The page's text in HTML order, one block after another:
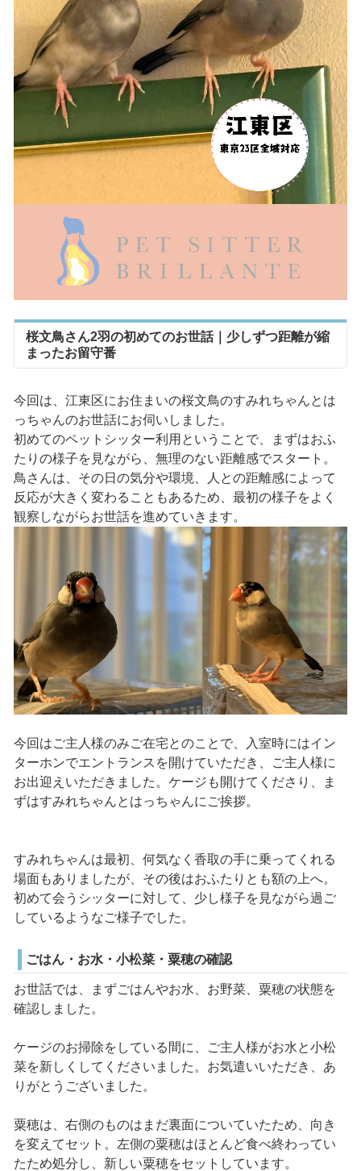
桜文鳥さん2羽の初めてのお世話｜少しずつ距離が縮
まったお留守番
今回は、江東区にお住まいの桜文鳥のすみれちゃんとは
っちゃんのお世話にお伺いしました。
初めてのペットシッター利用ということで、まずはおふ
たりの様子を見ながら、無理のない距離感でスタート。
鳥さんは、その日の気分や環境、人との距離感によって
反応が大きく変わることもあるため、最初の様子をよく
観察しながらお世話を進めていきます。
今回はご主人様のみご在宅とのことで、入室時にはイン
ターホンでエントランスを開けていただき、ご主人様に
お出迎えいただきました。ケージも開けてくださり、ま
ずはすみれちゃんとはっちゃんにご挨拶。
すみれちゃんは最初、何気なく香取の手に乗ってくれる
場面もありましたが、その後はおふたりとも額の上へ。
初めて会うシッターに対して、少し様子を見ながら過ご
しているようなご様子でした。
ごはん・お水・小松菜・粟穂の確認
お世話では、まずごはんやお水、お野菜、粟穂の状態を
確認しました。
ケージのお掃除をしている間に、ご主人様がお水と小松
菜を新しくしてくださいました。お気遣いいただき、あ
りがとうございました。
粟穂は、右側のものはまだ裏面についていたため、向き
を変えてセット。左側の粟穂はほとんど食べ終わってい
たため処分し、新しい粟穂をセットしています。